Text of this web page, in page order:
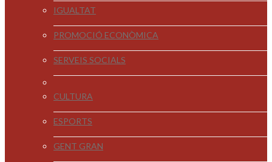
IGUALTAT
PROMOCIÓ ECONÒMICA
SERVEIS SOCIALS
CULTURA
ESPORTS
GENT GRAN